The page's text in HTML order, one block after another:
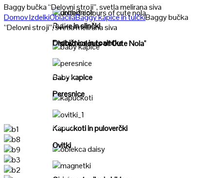
Poglej
"United colours of Cute Nola"
Poglej
Rutke in slinčki
Poglej
Baby kapice
Poglej
Kapuckoti in puloverčki
Poglej
Poglej
Drobižnice in toaletke
Poglej
Peresnice
Poglej
Ovitki
Poglej
Baggy bučka “Delovni stroji”, svetla melirana siva
DomovIzdelkiOblačilaBaggy kapice in tulčkiBaggy bučka
“Delovni stroji”, svetla melirana siva